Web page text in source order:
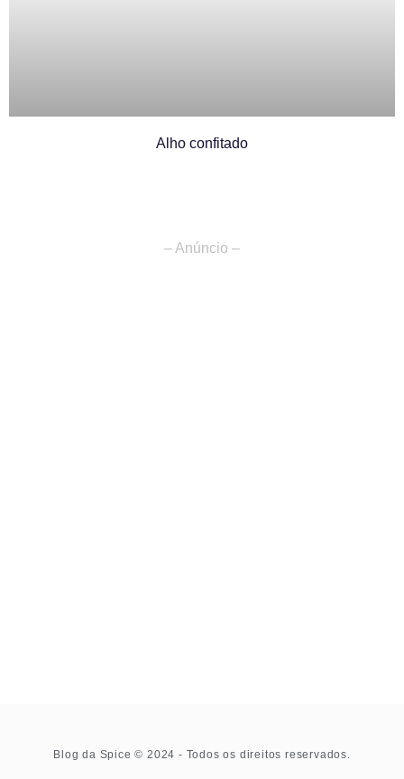
Alho confitado
– Anúncio –
Blog da Spice © 2024 - Todos os direitos reservados.